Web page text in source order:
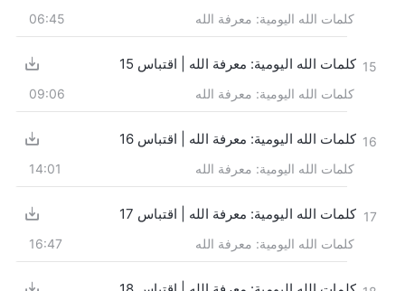
كلمات الله اليومية: معرفة الله 06:45
15 كلمات الله اليومية: معرفة الله | اقتباس 15
كلمات الله اليومية: معرفة الله 09:06
16 كلمات الله اليومية: معرفة الله | اقتباس 16
كلمات الله اليومية: معرفة الله 14:01
17 كلمات الله اليومية: معرفة الله | اقتباس 17
كلمات الله اليومية: معرفة الله 16:47